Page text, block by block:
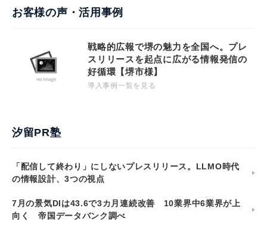
お客様の声・活用事例
戦略的広報で堺の魅力を全国へ。プレ
スリリースを起点に広がる情報発信の
好循環【堺市様】
導入事例一覧を見る
汐留PR塾
「配信して終わり」にしないプレスリリース。LLMO時代
の情報設計、3つの視点
7月の景気DIは43.6で3カ月連続改善 10業界中6業界が上
向く 帝国データバンク調べ